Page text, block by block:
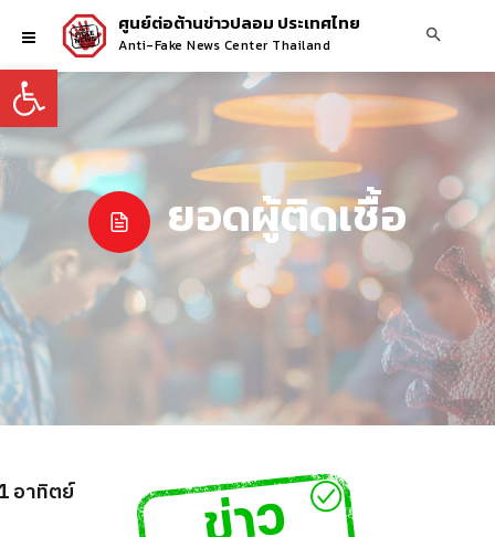
Open toolbar
ศูนย์ต่อต้านข่าวปลอม ประเทศไทย
Anti-Fake News Center Thailand
ยอดผู้ติดเชื้อ
อาทิตย์